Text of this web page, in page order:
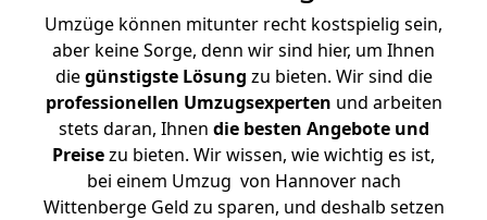
Umzüge können mitunter recht kostspielig sein,
aber keine Sorge, denn wir sind hier, um Ihnen
diegünstigste Lösung zu bieten. Wir sind die
professionellen Umzugsexperten und arbeiten
stets daran, Ihnen die besten Angebote und
Preisezu bieten. Wir wissen, wie wichtig es ist,
bei einem Umzug von Hannover nach
Wittenberge Geld zu sparen, und deshalb setzen